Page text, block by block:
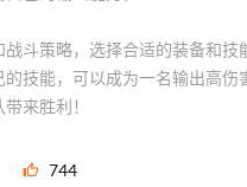
斗策略，选择合适的装备和
技能，可以成为一名输出高
来胜利！
744